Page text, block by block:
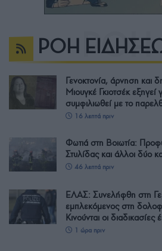
ΡΟΗ
Γενοκτονία, άρνηση και
Μιουγκέ Γκιοτσέκ εξηγεί
συμφιλιωθεί με το
16 λεπτά πριν
Φωτιά στη Βοιωτία:
Στυλίδας και άλλοι δύο
46 λεπτά πριν
ΕΛΑΣ: Συνελήφθη στη
εμπλεκόμενος στη
Κινούνται οι
1 ώρα πριν